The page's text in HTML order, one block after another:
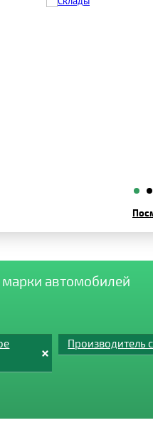
марки автомобилей
Производитель